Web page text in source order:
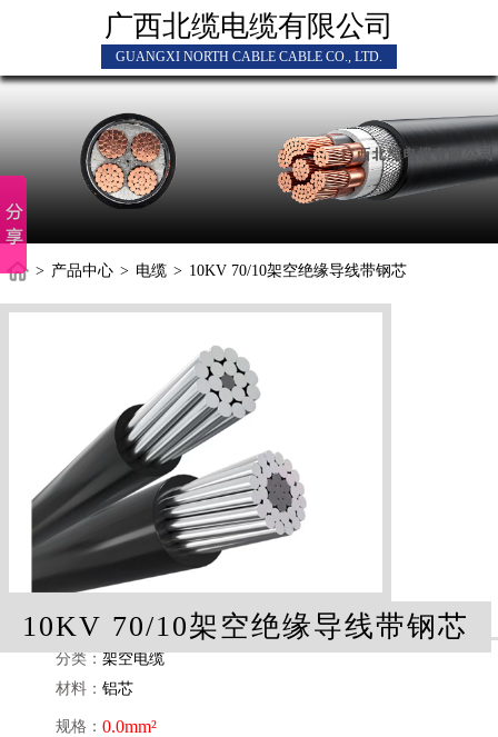
广西北缆电缆有限公司
GUANGXI NORTH CABLE CABLE CO., LTD.
> 产品中心 > 电缆 > 10KV 70/10架空绝缘导线带钢芯
10KV 70/10架空绝缘导线带钢芯
分类：架空电缆
材料：铝芯
规格：0.0mm²